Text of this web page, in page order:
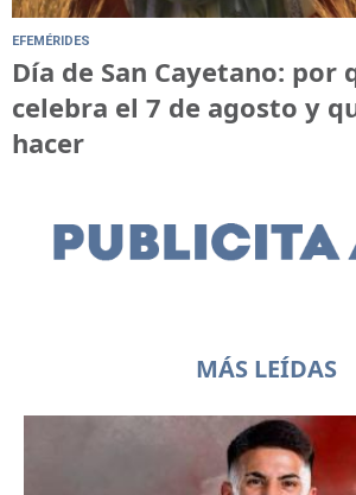
EFEMÉRIDES
Día de San Cayetano: por
celebra el 7 de agosto y
hacer
MÁS LEÍDAS